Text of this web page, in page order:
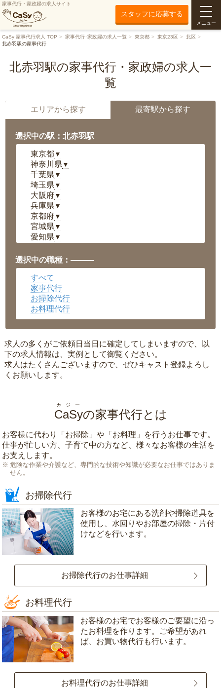
家事代行・家政婦の求人サイト
スタッフに応募する
メニュー
CaSy 家事代行求人 TOP 家事代行･家政婦の求人一覧 東京都 東京23区
北区
北赤羽駅の家事代行
北赤羽駅の家事代行・家政婦の求人一
覧
エリアから探す 最寄駅から探す
選択中の駅：北赤羽駅
東京都▼
神奈川県 ▼
千葉県 ▼
埼玉県 ▼
大阪府▼
兵庫県 ▼
京都府▼
宮城県 ▼
愛知県 ▼
岡山県▼
広島県▼
沖縄県
選択中の職種：———
すべて
家事代行
お掃除代行
お料理代行
求人の多くがご依頼日当日に確定してしまいますので、以
下の求人情報は、実例として御覧ください。
求人はたくさんございますので、ぜひキャスト登録よろし
くお願いします。
CaSy
カジー
の家事代行とは
お客様に代わり「 お掃除 」や「 お料理 」を行うお仕事です。
仕事が忙しい方、子育て中の方など、様々なお客様の生活を
お支えします。
危険な作業や介護など、専門的な技術や知識が必要なお仕事ではありま
せん。
お掃除代行
お客様のお宅にある洗剤や掃除道具を
使用し、水回りやお部屋の掃除・片付
けなどを行います。
お掃除代行のお仕事詳細
お料理代行
お客様のお宅でお客様のご要望に沿っ
たお料理を作ります。ご希望があれ
ば、お買い物代行も行います。
お料理代行のお仕事詳細